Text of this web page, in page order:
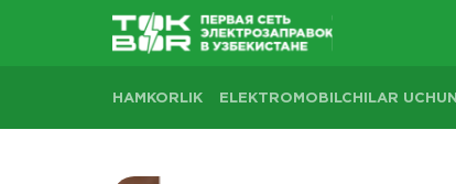
HAMKORLIK ELEKTROMOBILCHILAR UCHUN